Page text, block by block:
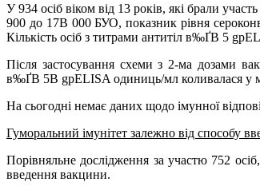
У 934 осіб віком від 13 років, які брали
900 до 17В 000 БУО, показник рівня
Кількість осіб з титрами антитіл в‰ҐВ 5
Після застосування схеми з 2-ма дозами
в‰ҐВ 5В gpELISA одиниць/мл коливалася у
На сьогодні немає даних щодо імунної
Гуморальний імунітет залежно від способу
Порівняльне дослідження за участю 752
введення вакцини.